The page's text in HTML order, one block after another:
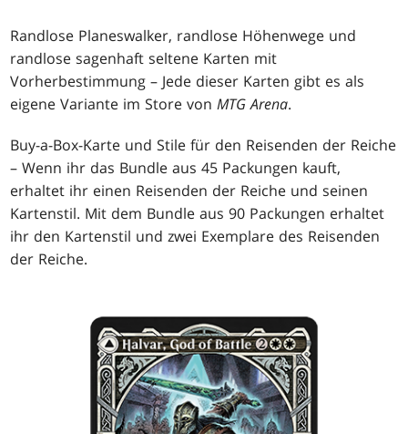
Randlose Planeswalker, randlose Höhenwege und
randlose sagenhaft seltene Karten mit
Vorherbestimmung – Jede dieser Karten gibt es als
eigene Variante im Store vonMTG Arena.
Buy-a-Box-Karte und Stile für den Reisenden der Reiche
– Wenn ihr das Bundle aus 45 Packungen kauft,
erhaltet ihr einen Reisenden der Reiche und seinen
Kartenstil. Mit dem Bundle aus 90 Packungen erhaltet
ihr den Kartenstil und zwei Exemplare des Reisenden
der Reiche.